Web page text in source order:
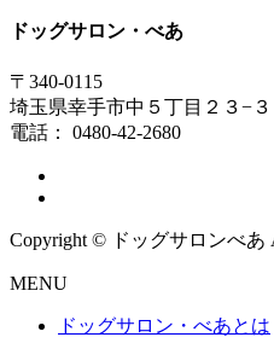
ドッグサロン・べあ
〒340-0115
埼玉県幸手市中５丁目２３−３
電話： 0480-42-2680
Copyright © ドッグサロンべあ
MENU
ドッグサロン・べあとは